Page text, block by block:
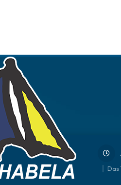
Das